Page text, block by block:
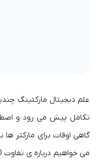
علم دیجیتال مارکتینگ
تکامل پیش می رود و
گاهی اوقات برای مارکتر